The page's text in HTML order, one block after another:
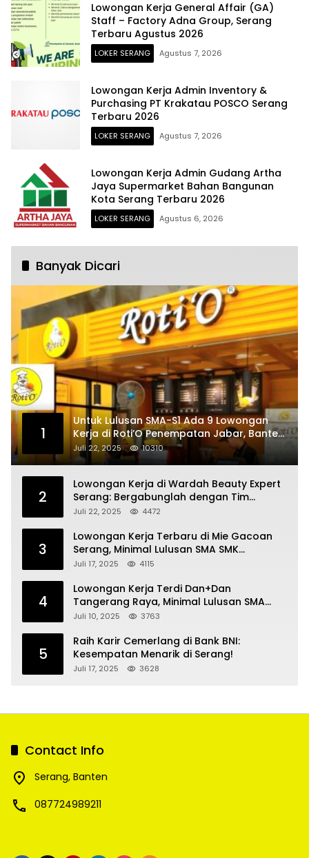
Lowongan Kerja General Affair (GA)
Staff – Factory Adna Group, Serang
Terbaru Agustus 2026
LOKER SERANG Agustus 7, 2026
Lowongan Kerja Admin Inventory &
Purchasing PT Krakatau POSCO Serang
Terbaru 2026
LOKER SERANG Agustus 7, 2026
Lowongan Kerja Admin Gudang Artha
Jaya Supermarket Bahan Bangunan
Kota Serang Terbaru 2026
LOKER SERANG Agustus 6, 2026
Banyak Dicari
1
Untuk Lulusan SMA-S1 Ada 9 Lowongan
Kerja di Roti’O Penempatan Jabar, Banten
dan Jakarta
Juli 22, 2025 10310
2
Lowongan Kerja di Wardah Beauty Expert
Serang: Bergabunglah dengan Tim
Kecantikan
Juli 22, 2025 4472
3
Lowongan Kerja Terbaru di Mie Gacoan
Serang, Minimal Lulusan SMA SMK
Sederajat
Juli 17, 2025 4115
4
Lowongan Kerja Terdi Dan+Dan
Tangerang Raya, Minimal Lulusan SMA
SMK
Juli 10, 2025 3763
5
Raih Karir Cemerlang di Bank BNI:
Kesempatan Menarik di Serang!
Juli 17, 2025 3628
Contact Info
Serang, Banten
087724989211